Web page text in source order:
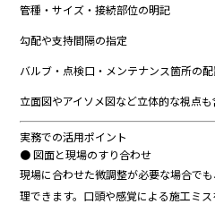
管種・サイズ・接続部位の明記
勾配や支持間隔の指定
バルブ・ 点検口・ メンテナンス箇所の
立面図やアイソメ図など立体的な視点も
実務での活用ポイント
●図面と現場のすり合わせ
現場に合わせた微調整が必要な場合で
理でき ます。 口頭や感覚による施工ミス